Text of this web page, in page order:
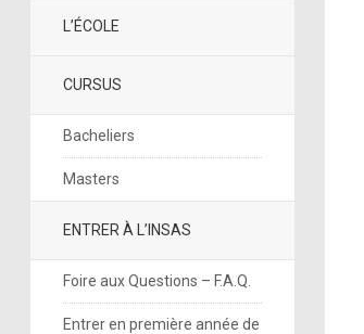
L’ÉCOLE
CURSUS
Bacheliers
Masters
ENTRER À L’INSAS
Foire aux Questions – F.A.Q.
Entrer en première année de